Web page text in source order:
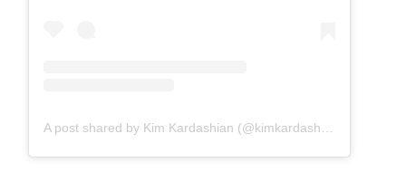
A post shared by Kim Kardashian (@kimkardashian)